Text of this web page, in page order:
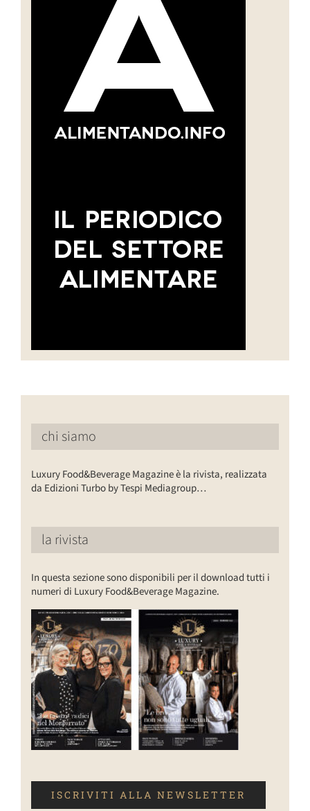
chi siamo
Luxury Food&Beverage Magazine è la rivista, realizzata
da Edizioni Turbo by Tespi Mediagroup…
la rivista
In questa sezione sono disponibili per il download tutti i
numeri di Luxury Food&Beverage Magazine.
ISCRIVITI ALLA NEWSLETTER